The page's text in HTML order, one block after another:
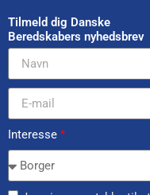
Tilmeld dig Danske
Beredskabers nyhedsbrev
Interesse *